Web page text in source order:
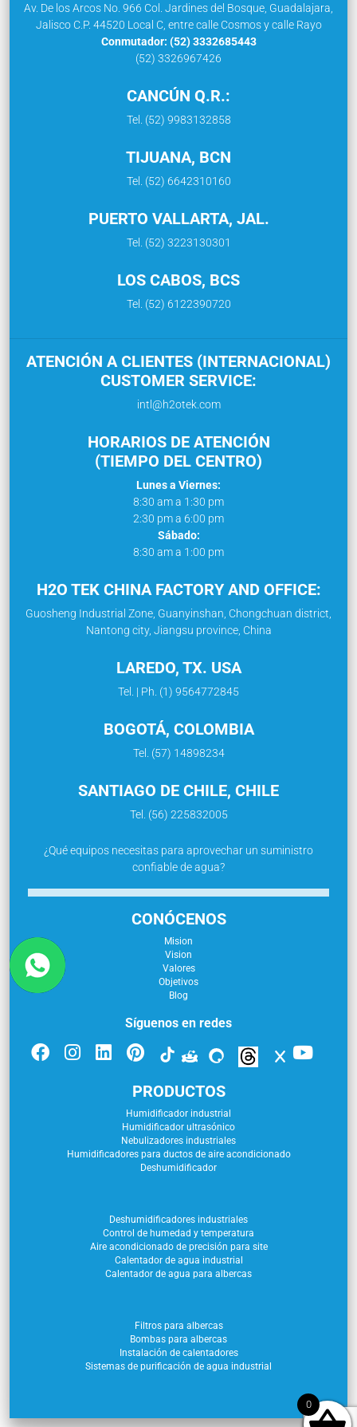
Av. De los Arcos No. 966 Col. Jardines del Bosque, Guadalajara,
Jalisco C.P. 44520 Local C, entre calle Cosmos y calle Rayo
Conmutador: (52) 3332685443
(52) 3326967426
CANCÚN Q.R.:
Tel. (52) 9983132858
TIJUANA, BCN
Tel. (52) 6642310160
PUERTO VALLARTA, JAL.
Tel. (52) 3223130301
LOS CABOS, BCS
Tel. (52) 6122390720
ATENCIÓN A CLIENTES (INTERNACIONAL)
CUSTOMER SERVICE:
intl@h2otek.com
HORARIOS DE ATENCIÓN
(TIEMPO DEL CENTRO)
Lunes a Viernes:
8:30 am a 1:30 pm
2:30 pm a 6:00 pm
Sábado:
8:30 am a 1:00 pm
H2O TEK CHINA FACTORY AND OFFICE:
Guosheng Industrial Zone, Guanyinshan, Chongchuan district,
Nantong city, Jiangsu province, China
LAREDO, TX. USA
Tel. | Ph. (1) 9564772845
BOGOTÁ, COLOMBIA
Tel. (57) 14898234
SANTIAGO DE CHILE, CHILE
Tel. (56) 225832005
¿Qué equipos necesitas para aprovechar un suministro
confiable de agua?
CONÓCENOS
Mision
Vision
Valores
Objetivos
Blog
Síguenos en redes
PRODUCTOS
Humidificador industrial
Humidificador ultrasónico
Nebulizadores industriales
Humidificadores para ductos de aire acondicionado
Deshumidificador
Deshumidificadores industriales
Control de humedad y temperatura
Aire acondicionado de precisión para site
Calentador de agua industrial
Calentador de agua para albercas
Filtros para albercas
Bombas para albercas
Instalación de calentadores
Sistemas de purificación de agua industrial
0